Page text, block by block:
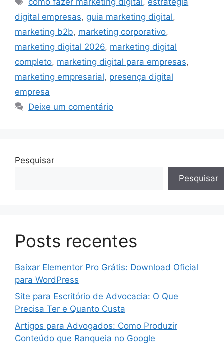
digital empresas, guia marketing digital,
marketing b2b, marketing corporativo,
marketing digital 2026, marketing digital
completo, marketing digital para empresas,
marketing empresarial, presença digital
empresa
Deixe um comentário
Pesquisar
Pesquisar
Posts recentes
Baixar Elementor Pro Grátis: Download Oficial
para WordPress
Site para Escritório de Advocacia: O Que
Precisa Ter e Quanto Custa
Artigos para Advogados: Como Produzir
Conteúdo que Ranqueia no Google